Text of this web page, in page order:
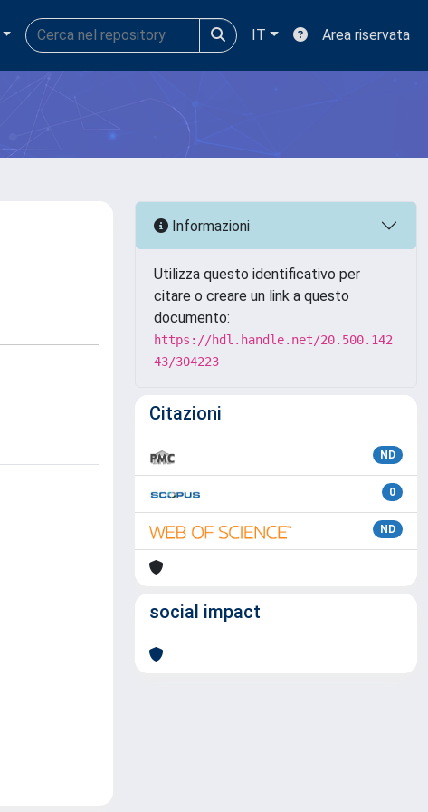
IT Area riservata
Informazioni
Utilizza questo identificativo per
citare o creare un link a questo
documento:
https://hdl.handle.net/20.500.142
43/304223
Citazioni
ND
0
ND
social impact